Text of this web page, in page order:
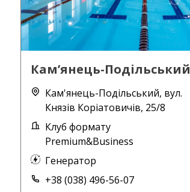
Кам’янець-Подільський
Кам'янець-Подільський, вул.
Князів Коріатовичів, 25/8
Клуб формату
Premium&Business
Генератор
+38 (038) 496-56-07